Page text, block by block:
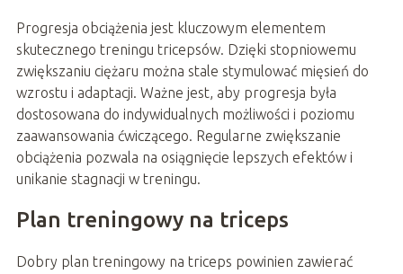
Progresja obciążenia jest kluczowym elementem
skutecznego treningu tricepsów. Dzięki stopniowemu
zwiększaniu ciężaru można stale stymulować mięsień do
wzrostu i adaptacji. Ważne jest, aby progresja była
dostosowana do indywidualnych możliwości i poziomu
zaawansowania ćwiczącego. Regularne zwiększanie
obciążenia pozwala na osiągnięcie lepszych efektów i
unikanie stagnacji w treningu.
Plan treningowy na triceps
Dobry plan treningowy na triceps powinien zawierać